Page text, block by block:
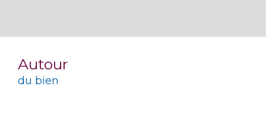
Autour
du bien